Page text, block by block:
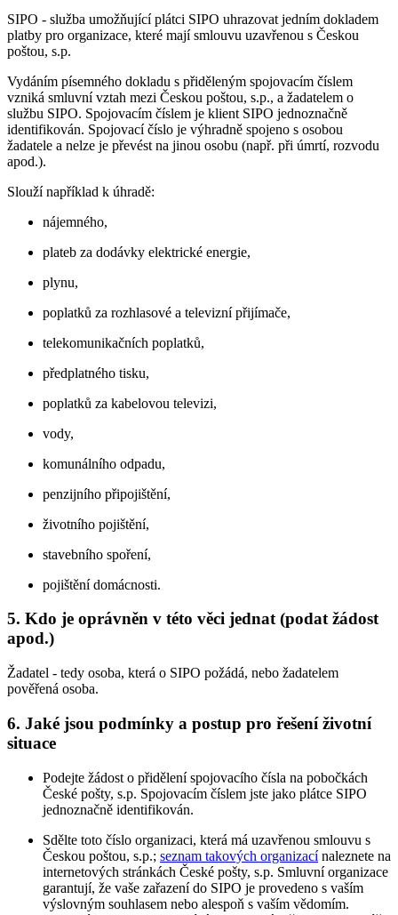
SIPO - služba umožňující plátci SIPO uhrazovat jedním dokladem
platby pro organizace, které mají smlouvu uzavřenou s Českou
poštou, s.p.
Vydáním písemného dokladu s přiděleným spojovacím číslem
vzniká smluvní vztah mezi Českou poštou, s.p., a žadatelem o
službu SIPO. Spojovacím číslem je klient SIPO jednoznačně
identifikován. Spojovací číslo je výhradně spojeno s osobou
žadatele a nelze je převést na jinou osobu (např. při úmrtí, rozvodu
apod.).
Slouží například k úhradě:
nájemného,
plateb za dodávky elektrické energie,
plynu,
poplatků za rozhlasové a televizní přijímače,
telekomunikačních poplatků,
předplatného tisku,
poplatků za kabelovou televizi,
vody,
komunálního odpadu,
penzijního připojištění,
životního pojištění,
stavebního spoření,
pojištění domácnosti.
5. Kdo je oprávněn v této věci jednat (podat žádost
apod.)
Žadatel - tedy osoba, která o SIPO požádá, nebo žadatelem
pověřená osoba.
6. Jaké jsou podmínky a postup pro řešení životní
situace
Podejte žádost o přidělení spojovacího čísla na pobočkách
České pošty, s.p. Spojovacím číslem jste jako plátce SIPO
jednoznačně identifikován.
Sdělte toto číslo organizaci, která má uzavřenou smlouvu s
Českou poštou, s.p.; seznam takových organizacínaleznete na
internetových stránkách České pošty, s.p. Smluvní organizace
garantují, že vaše zařazení do SIPO je provedeno s vaším
výslovným souhlasem nebo alespoň s vaším vědomím.